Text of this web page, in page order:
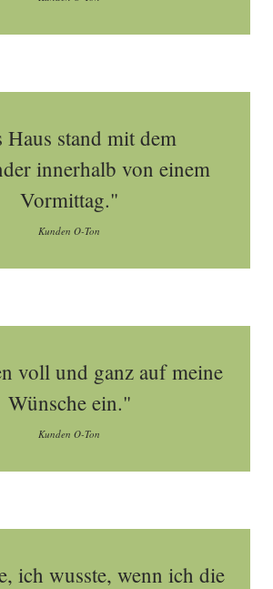
Haus stand mit dem
innerhalb von einem
Vormittag."
Kunden O-Ton
voll und ganz auf meine
Wünsche ein."
Kunden O-Ton
ich wusste, wenn ich die